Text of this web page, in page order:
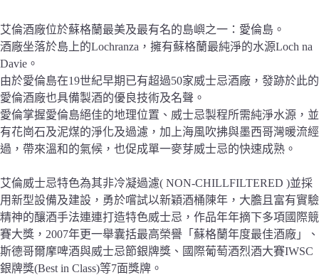
艾倫酒廠位於蘇格蘭最美及最有名的島嶼之一：愛倫島。
酒廠坐落於島上的Lochranza，擁有蘇格蘭最純淨的水源Loch na
Davie。
由於愛倫島在19世紀早期已有超過50家威士忌酒廠，發跡於此的
愛倫酒廠也具備製酒的優良技術及名聲。
愛倫掌握愛倫島絕佳的地理位置、威士忌製程所需純淨水源，並
有花崗石及泥煤的淨化及過濾，加上海風吹拂與墨西哥灣暖流經
過，帶來溫和的氣候，也促成單一麥芽威士忌的快速成熟。
艾倫威士忌特色為其非冷凝過濾( NON-CHILLFILTERED )並採
用新型設備及建設，勇於嚐試以新穎酒桶陳年，大膽且富有實驗
精神的釀酒手法連連打造特色威士忌，作品年年摘下多項國際競
賽大獎，2007年更一舉囊括最高榮譽「蘇格蘭年度最佳酒廠」、
斯德哥爾摩啤酒與威士忌節銀牌獎、國際葡萄酒烈酒大賽IWSC
銀牌獎(Best in Class)等7面獎牌。